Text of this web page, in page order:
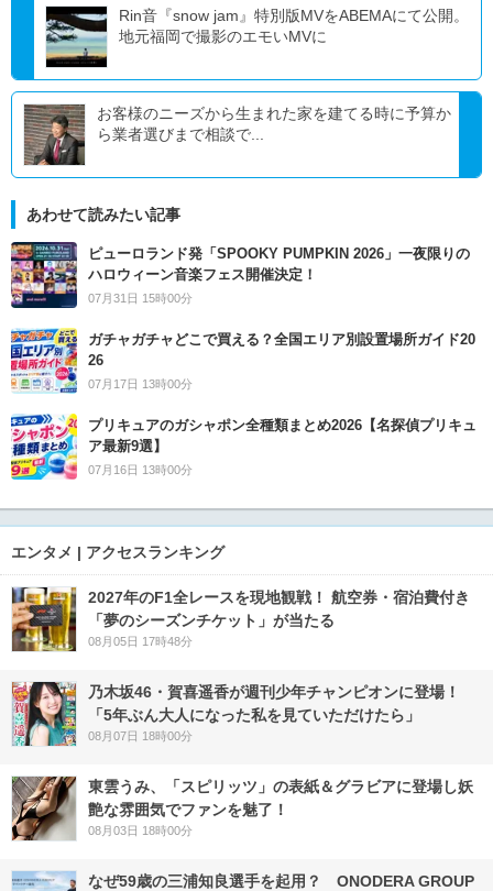
Rin音『snow jam』特別版MVをABEMAにて公開。
地元福岡で撮影のエモいMVに
お客様のニーズから生まれた家を建てる時に予算か
ら業者選びまで相談で...
あわせて読みたい記事
ピューロランド発「SPOOKY PUMPKIN 2026」一夜限りの
ハロウィーン音楽フェス開催決定！
07月31日 15時00分
ガチャガチャどこで買える？全国エリア別設置場所ガイド20
26
07月17日 13時00分
プリキュアのガシャポン全種類まとめ2026【名探偵プリキュ
ア最新9選】
07月16日 13時00分
エンタメ | アクセスランキング
2027年のF1全レースを現地観戦！ 航空券・宿泊費付き
「夢のシーズンチケット」が当たる
08月05日 17時48分
乃木坂46・賀喜遥香が週刊少年チャンピオンに登場！
「5年ぶん大人になった私を見ていただけたら」
08月07日 18時00分
東雲うみ、「スピリッツ」の表紙＆グラビアに登場し妖
艶な雰囲気でファンを魅了！
08月03日 18時00分
なぜ59歳の三浦知良選手を起用？ ONODERA GROUP